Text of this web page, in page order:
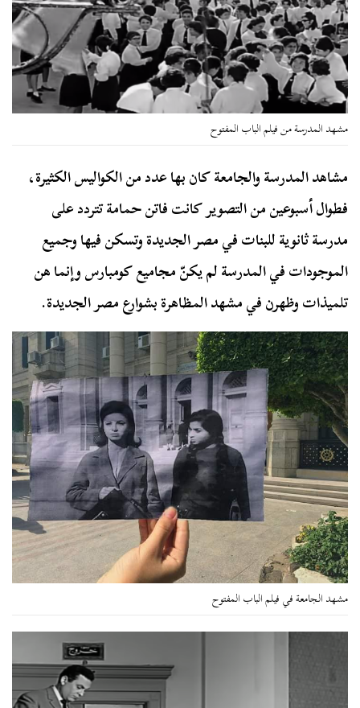
مشهد المدرسة من فيلم الباب المفتوح
مشاهد المدرسة والجامعة كان بها عدد من الكواليس الكثيرة،
فطوال أسبوعين من التصوير كانت فاتن حمامة تتردد على
مدرسة ثانوية للبنات في مصر الجديدة وتسكن فيها وجميع
الموجودات في المدرسة لم يكنّ مجاميع كومبارس وإنما هن
تلميذات وظهرن في مشهد المظاهرة بشوارع مصر الجديدة.
مشهد الجامعة في فيلم الباب المفتوح